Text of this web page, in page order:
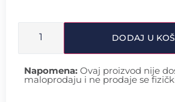
DODAJ U
Napomena: Ovaj proizvod nije
maloprodaju i ne prodaje se